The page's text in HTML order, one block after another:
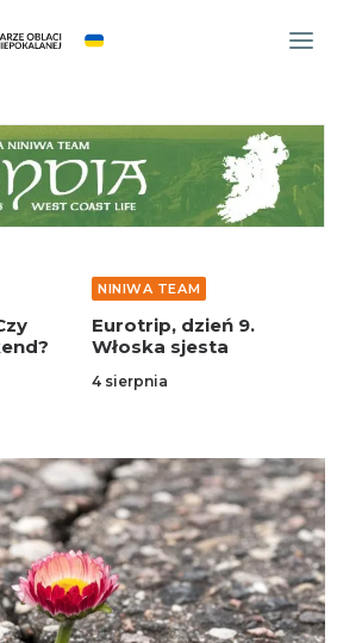
NINIWA TEAM
Eurotrip, dzień 9.
Włoska sjesta
4 sierpnia